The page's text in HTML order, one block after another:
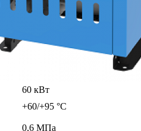
60 кВт
+60/+95 °C
0,6 МПа